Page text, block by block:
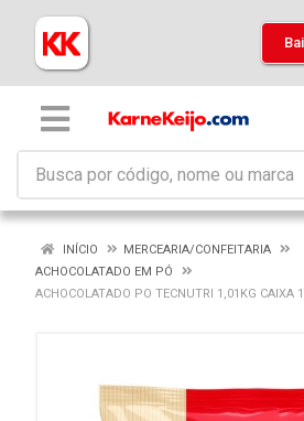
INÍCIO
MERCEARIA/CONFEITARIA
ACHOCOLATADO EM PÓ
ACHOCOLATADO PO TECNUTRI 1,01KG CAIXA